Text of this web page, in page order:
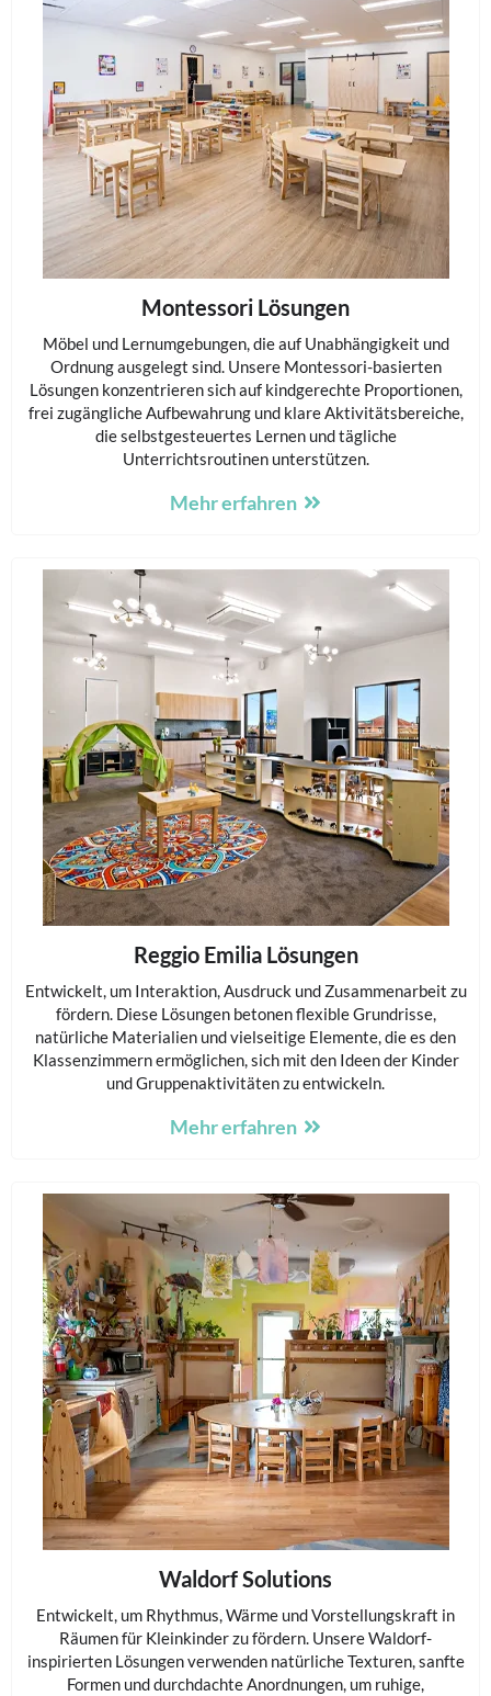
Montessori Lösungen
Möbel und Lernumgebungen, die auf Unabhängigkeit und
Ordnung ausgelegt sind. Unsere Montessori-basierten
Lösungen konzentrieren sich auf kindgerechte Proportionen,
frei zugängliche Aufbewahrung und klare Aktivitätsbereiche,
die selbstgesteuertes Lernen und tägliche
Unterrichtsroutinen unterstützen.
Mehr erfahren
Reggio Emilia Lösungen
Entwickelt, um Interaktion, Ausdruck und Zusammenarbeit zu
fördern. Diese Lösungen betonen flexible Grundrisse,
natürliche Materialien und vielseitige Elemente, die es den
Klassenzimmern ermöglichen, sich mit den Ideen der Kinder
und Gruppenaktivitäten zu entwickeln.
Mehr erfahren
Waldorf Solutions
Entwickelt, um Rhythmus, Wärme und Vorstellungskraft in
Räumen für Kleinkinder zu fördern. Unsere Waldorf-
inspirierten Lösungen verwenden natürliche Texturen, sanfte
Formen und durchdachte Anordnungen, um ruhige,